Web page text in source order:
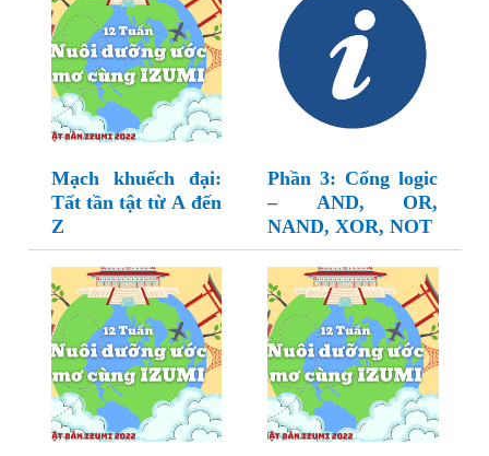
Mạch khuếch đại:
Tất tần tật từ A đến
Z
Phần 3: Cổng logic
– AND, OR,
NAND, XOR, NOT